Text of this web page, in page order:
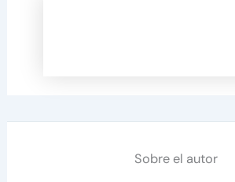
Sobre el autor